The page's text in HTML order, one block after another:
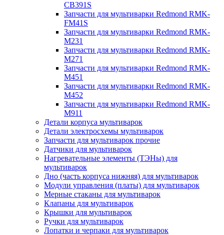
CB391S
Запчасти для мультиварки Redmond RMK-
FM41S
Запчасти для мультиварки Redmond RMK-
M231
Запчасти для мультиварки Redmond RMK-
M271
Запчасти для мультиварки Redmond RMK-
M451
Запчасти для мультиварки Redmond RMK-
M452
Запчасти для мультиварки Redmond RMK-
M911
Детали корпуса мультиварок
Детали электросхемы мультиварок
Запчасти для мультиварок прочие
Датчики для мультиварок
Нагревательные элементы (ТЭНы) для
мультиварок
Дно (часть корпуса нижняя) для мультиварок
Модули управления (платы) для мультиварок
Мерные стаканы для мультиварок
Клапаны для мультиварок
Крышки для мультиварок
Ручки для мультиварок
Лопатки и черпаки для мультиварок